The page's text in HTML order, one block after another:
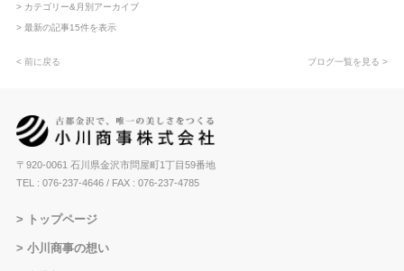
> カテゴリー&月別アーカイブ
> 最新の記事15件を表示
< 前に戻る ブログ一覧を見る >
〒920-0061 石川県金沢市問屋町1丁目59番地
TEL : 076-237-4646/ FAX : 076-237-4785
トップページ
小川商事の想い